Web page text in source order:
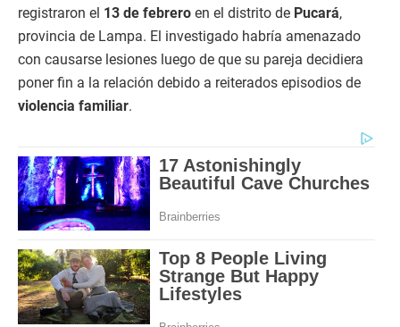
registraron el 13 de febrero en el distrito de Pucará,
provincia de Lampa. El investigado habría amenazado
con causarse lesiones luego de que su pareja decidiera
poner fin a la relación debido a reiterados episodios de
violencia familiar.